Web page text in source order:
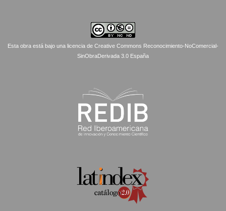
Esta obra está bajo una licencia de Creative Commons Reconocimiento-NoComercial-
SinObraDerivada 3.0 España